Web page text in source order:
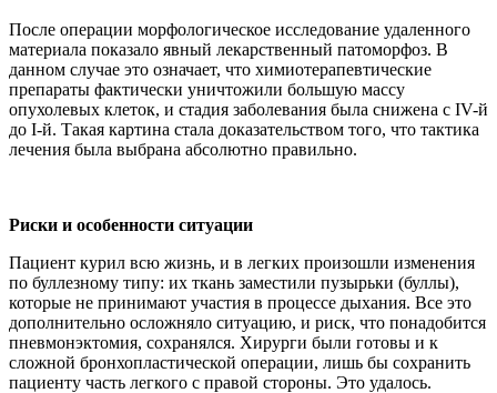
После операции морфологическое исследование удаленного
материала показало явный лекарственный патоморфоз. В
данном случае это означает, что химиотерапевтические
препараты фактически уничтожили большую массу
опухолевых клеток, и стадия заболевания была снижена с IV-й
до I-й. Такая картина стала доказательством того, что тактика
лечения была выбрана абсолютно правильно.
Риски и особенности ситуации
Пациент курил всю жизнь, и в легких произошли изменения
по буллезному типу: их ткань заместили пузырьки (буллы),
которые не принимают участия в процессе дыхания. Все это
дополнительно осложняло ситуацию, и риск, что понадобится
пневмонэктомия, сохранялся. Хирурги были готовы и к
сложной бронхопластической операции, лишь бы сохранить
пациенту часть легкого с правой стороны. Это удалось.